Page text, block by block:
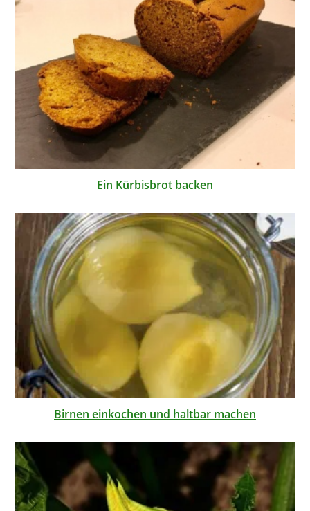
Ein Kürbisbrot backen
Birnen einkochen und haltbar machen